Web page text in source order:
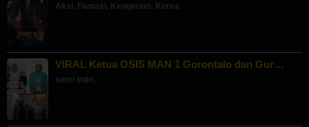
Aksi, Fantasi, Kengerian, Korea
VIRAL Ketua OSIS MAN 1 Gorontalo dan Gur…
semi indo,